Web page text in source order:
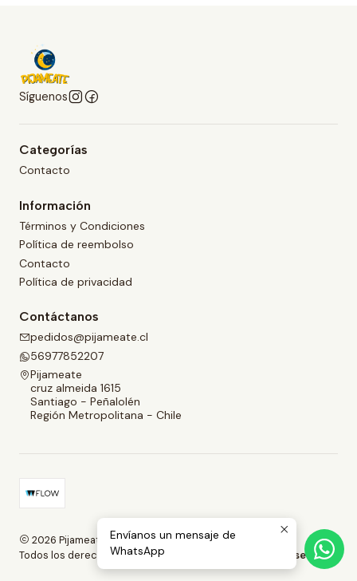
Síguenos
Categorías
Contacto
Información
Términos y Condiciones
Política de reembolso
Contacto
Política de privacidad
Contáctanos
pedidos@pijameate.cl
56977852207
Pijameate
cruz almeida 1615
Santiago - Peñalolén
Región Metropolitana - Chile
2026 Pijameate.
Todos los derechos reservados.
Desarrollado por Jumpseller.
Envíanos un mensaje de
WhatsApp